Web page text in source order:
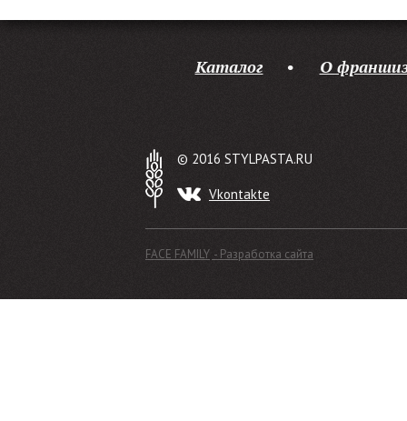
Каталог О
© 2016 STYLPASTA.RU
Vkontakte
FACE FAMILY - Разработка сайта